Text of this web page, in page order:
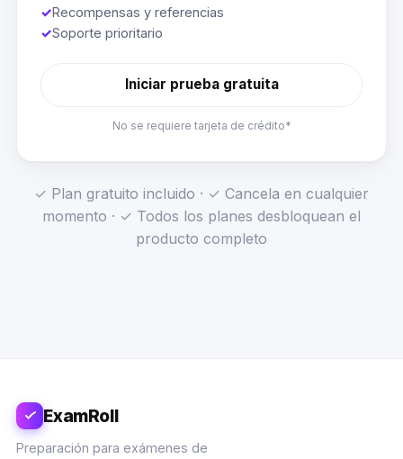
✓Recompensas y referencias
✓Soporte prioritario
Iniciar prueba gratuita
No se requiere tarjeta de crédito*
✓ Plan gratuito incluido · ✓ Cancela en cualquier
momento · ✓ Todos los planes desbloquean el
producto completo
ExamRoll
Preparación para exámenes de